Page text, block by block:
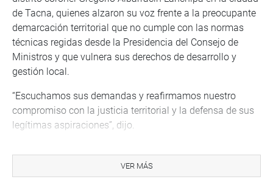
de Tacna, quienes alzaron su voz frente a la preocupante
demarcación territorial que no cumple con las normas
técnicas regidas desde la Presidencia del Consejo de
Ministros y que vulnera sus derechos de desarrollo y
gestión local.
“Escuchamos sus demandas y reafirmamos nuestro
compromiso con la justicia territorial y la defensa de sus
legítimas aspiraciones”, dijo.
a la Comisaría de Piedra Liza en el distrito del Rímac, a
cargo del mayor PNP, Juan José Santos Ortiz, donde pudo
VER MÁS